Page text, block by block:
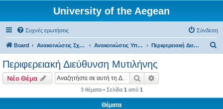
University of the Aegean
Συχνές ερωτήσεις Σύνδεση
Board Ανακοινώσεις Σχολών, Τμημάτων, Συλλόγων & Υπηρεσιών Ανακοινώσεις Υπηρεσιών Περιφερειακή Διεύθυνση Μυτιλήνης
Περιφερειακή Διεύθυνση Μυτιλήνης
Νέο Θέμα Αναζήτηση
3 θέματα • Σελίδα 1 από 1
Θέματα